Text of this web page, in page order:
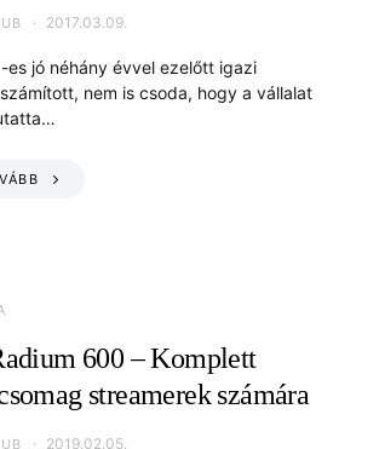
2017.03.09.
es jó néhány évvel ezelőtt igazi
nem is csoda, hogy a vállalat
600 – Komplett
streamerek számára
2019.02.05.